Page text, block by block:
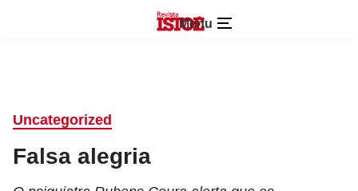
Menu
Uncategorized
Falsa alegria